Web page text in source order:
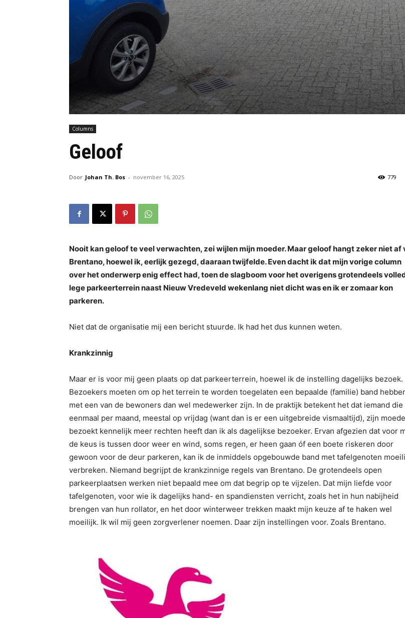
Columns
Geloof
Door Johan Th. Bos - november 16, 2025 779
Nooit kan geloof te veel verwachten, zei wijlen mijn moeder. Maar geloof hangt zeker niet af
Brentano, hoewel ik, eerlijk gezegd, daaraan twijfelde. Even dacht ik dat mijn vorige column
over het onderwerp enig effect had, toen de slagboom voor het overigens grotendeels
lege parkeerterrein naast Nieuw Vredeveld wekenlang niet dicht was en ik er zomaar kon
parkeren.
Niet dat de organisatie mij een bericht stuurde. Ik had het dus kunnen weten.
Krankzinnig
Maar er is voor mij geen plaats op dat parkeerterrein, hoewel ik de instelling dagelijks bezoek.
Bezoekers moeten om op het terrein te worden toegelaten een bepaalde (familie) band
met een van de bewoners dan wel medewerker zijn. In de praktijk betekent het dat iemand die
eenmaal per maand, meestal op vrijdag (want dan is er een uitgebreide vismaaltijd), zijn
bezoekt kennelijk meer rechten heeft dan ik als dagelijkse bezoeker. Ervan afgezien dat voor
de keus is tussen door weer en wind, soms regen, er heen gaan óf een boete riskeren door
gewoon voor de deur parkeren, kan ik de inmiddels opgebouwde band met tafelgenoten
verbreken. Niemand begrijpt de krankzinnige regels van Brentano. De grotendeels open
parkeerplaatsen werken niet bepaald mee om dat begrip op te vijzelen. Dat mijn liefde voor
tafelgenoten, voor wie ik dagelijks hand- en spandiensten verricht, zoals het in hun nabijheid
brengen van hun rollator, en het door winterweer trekken maakt mijn keuze af te haken wel
moeilijk. Ik wil mij geen zorgverlener noemen. Daar zijn instellingen voor. Zoals Brentano.